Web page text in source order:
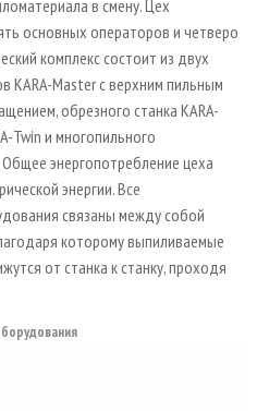
в смену. Цех
основных операторов и четверо
комплекс состоит из двух
KARA-Master с верхним пильным
обрезного станка KARA-
Twin и многопильного
энергопотребление цеха
энергии. Все
связаны между собой
которому выпиливаемые
от станка к станку, проходя